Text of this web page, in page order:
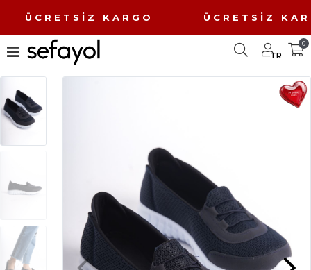
ÜCRETSİZ KARGO ÜCRETSİZ
TR
0